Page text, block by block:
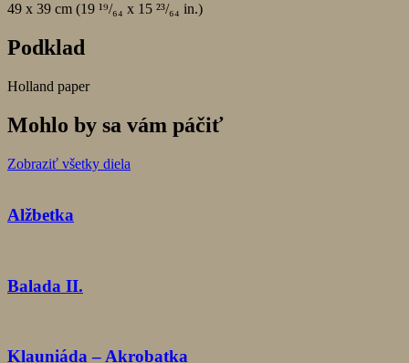
49 x 39 cm (19 ¹⁹/₆₄ x 15 ²³/₆₄ in.)
Podklad
Holland paper
Mohlo by sa vám páčiť
Zobraziť všetky diela
Alžbetka
Balada II.
Klauniáda – Akrobatka